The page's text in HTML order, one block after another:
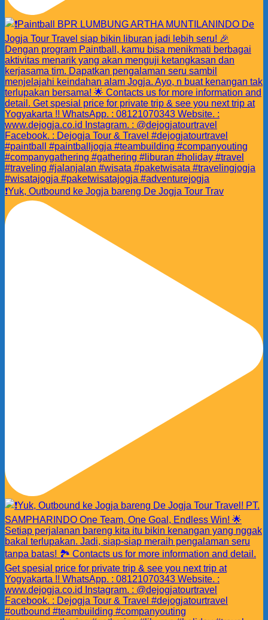
❗️Yuk, Outbound ke Jogja bareng De Jogja Tour Trav